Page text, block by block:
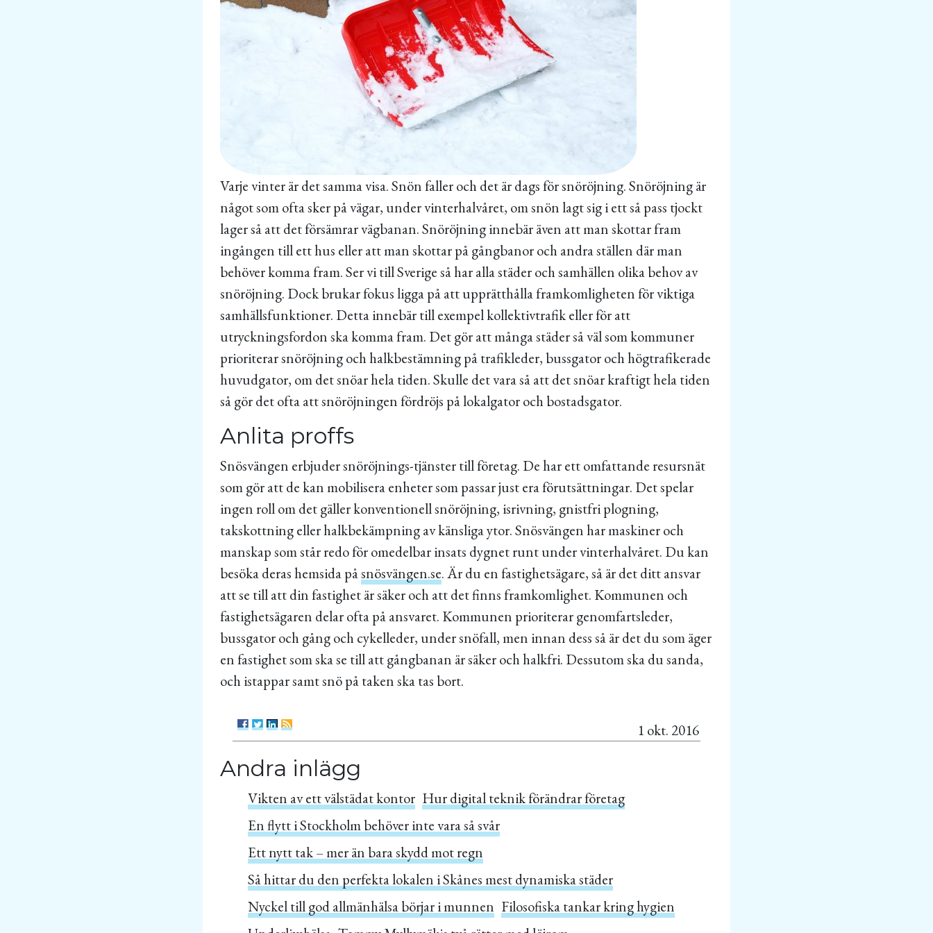
Varje vinter är det samma visa. Snön faller och det är dags för snöröjning. Snöröjning är
något som ofta sker på vägar, under vinterhalvåret, om snön lagt sig i ett så pass tjockt
lager så att det försämrar vägbanan. Snöröjning innebär även att man skottar fram
ingången till ett hus eller att man skottar på gångbanor och andra ställen där man
behöver komma fram. Ser vi till Sverige så har alla städer och samhällen olika behov av
snöröjning. Dock brukar fokus ligga på att upprätthålla framkomligheten för viktiga
samhällsfunktioner. Detta innebär till exempel kollektivtrafik eller för att
utryckningsfordon ska komma fram. Det gör att många städer så väl som kommuner
prioriterar snöröjning och halkbestämning på trafikleder, bussgator och högtrafikerade
huvudgator, om det snöar hela tiden. Skulle det vara så att det snöar kraftigt hela tiden
så gör det ofta att snöröjningen fördröjs på lokalgator och bostadsgator.
Anlita proffs
Snösvängen erbjuder snöröjnings-tjänster till företag. De har ett omfattande resursnät
som gör att de kan mobilisera enheter som passar just era förutsättningar. Det spelar
ingen roll om det gäller konventionell snöröjning, isrivning, gnistfri plogning,
takskottning eller halkbekämpning av känsliga ytor. Snösvängen har maskiner och
manskap som står redo för omedelbar insats dygnet runt under vinterhalvåret. Du kan
besöka deras hemsida påsnösvängen.se. Är du en fastighetsägare, så är det ditt ansvar
att se till att din fastighet är säker och att det finns framkomlighet. Kommunen och
fastighetsägaren delar ofta på ansvaret. Kommunen prioriterar genomfartsleder,
bussgator och gång och cykelleder, under snöfall, men innan dess så är det du som äger
en fastighet som ska se till att gångbanan är säker och halkfri. Dessutom ska du sanda,
och istappar samt snö på taken ska tas bort.
1 okt. 2016
Andra inlägg
Vikten av ett välstädat kontor Hur digital teknik förändrar företag
En flytt i Stockholm behöver inte vara så svår
Ett nytt tak – mer än bara skydd mot regn
Så hittar du den perfekta lokalen i Skånes mest dynamiska städer
Nyckel till god allmänhälsa börjar i munnen Filosofiska tankar kring hygien